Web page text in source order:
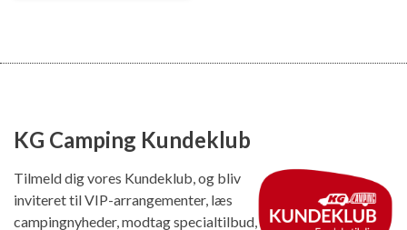
KG Camping Kundeklub
Tilmeld dig vores Kundeklub, og bliv
inviteret til VIP-arrangementer, læs
campingnyheder, modtag specialtilbud,